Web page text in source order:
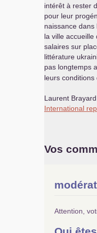
intérêt à rester
pour leur
naissance
la ville
salaires sur
littérature
pas longtemps
leurs conditions
Laurent Brayard
International
Vos
Attention,